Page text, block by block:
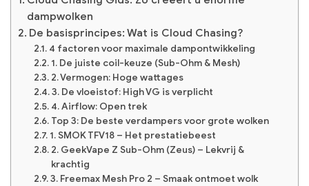
dampwolken
De basisprincipes: Wat is Cloud Chasing?
4 factoren voor maximale dampontwikkeling
1. De juiste coil-keuze (Sub-Ohm & Mesh)
2. Vermogen: Hoge wattages
3. De vloeistof: High VG is verplicht
4. Airflow: Open trek
Top 3: De beste verdampers voor grote wolken
1. SMOK TFV18 – Het prestatiebeest
2. GeekVape Z Sub-Ohm (Zeus) – Lekvrij &
krachtig
3. Freemax Mesh Pro 2 – Smaak ontmoet wolk